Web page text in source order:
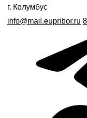
г. Колумбус
info@mail.eupribor.ru